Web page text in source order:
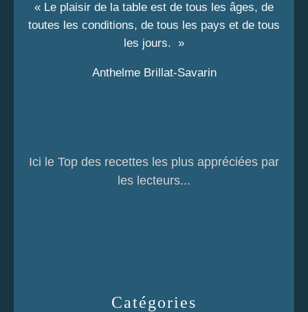
Catégories
« Le plaisir de la table est de tous les âges, de
toutes les conditions, de tous les pays et de tous
les jours. »
Anthelme Brillat-Savarin
Ici le Top des recettes les plus appréciées par
les lecteurs...